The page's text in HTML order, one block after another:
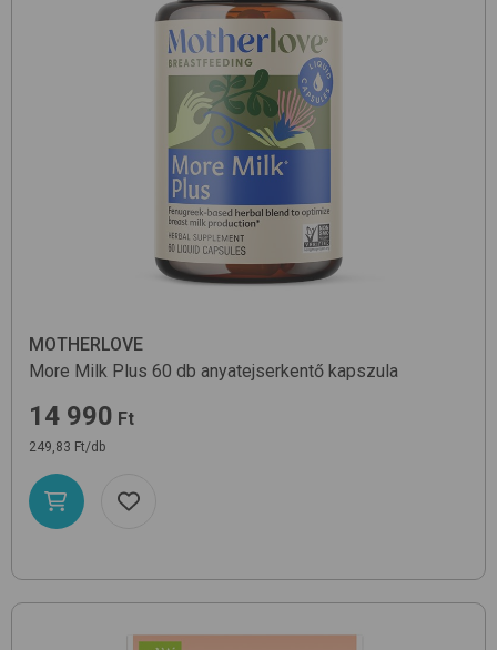
MOTHERLOVE
More Milk Plus 60 db anyatejserkentő kapszula
14 990 Ft
249,83 Ft/db